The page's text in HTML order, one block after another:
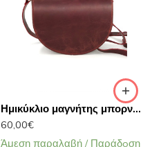
Ημικύκλιο μαγνήτης μπορντώ/τσάντα δερμάτινη χιαστί No 44-17
60,00€
Άμεση παραλαβή / Παράδoση